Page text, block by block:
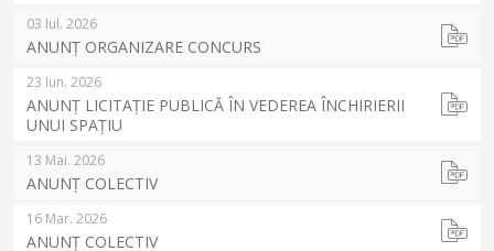
03 Iul. 2026
ANUNȚ ORGANIZARE CONCURS
23 Iun. 2026
ANUNȚ LICITAȚIE PUBLICĂ ÎN VEDEREA ÎNCHIRIERII
UNUI SPAȚIU
13 Mai. 2026
ANUNȚ COLECTIV
16 Mar. 2026
ANUNȚ COLECTIV